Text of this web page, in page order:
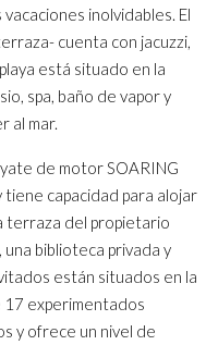
inolvidables. El
cuenta con jacuzzi,
está situado en la
spa, baño de vapor y
al mar.
de motor SOARING
capacidad para alojar
terraza del propietario
biblioteca privada y
están situados en la
17 experimentados
y ofrece un nivel de